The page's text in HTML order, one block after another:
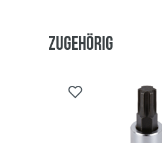
Zugehörig